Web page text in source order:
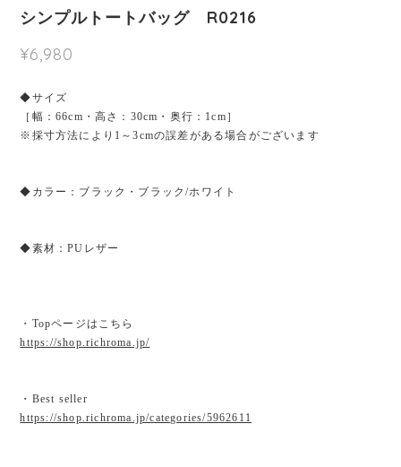
シンプルトートバッグ R0216
¥6,980
◆サイズ
［幅：66cm・高さ：30cm・奥行：1cm］
※採寸方法により1～3cmの誤差がある場合がございます
◆カラー：ブラック・ブラック/ホワイト
◆素材：PUレザー
・Topページはこちら
https://shop.richroma.jp/
・Best seller
https://shop.richroma.jp/categories/5962611